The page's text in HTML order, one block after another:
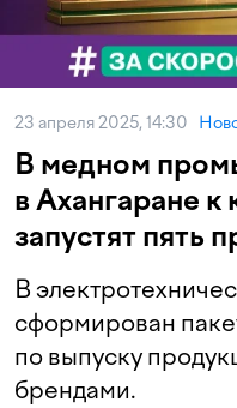
23 апреля 2025, 14:30
В медном
в Ахангаране к
запустят пять
В
сформирован
по выпуску
брендами.